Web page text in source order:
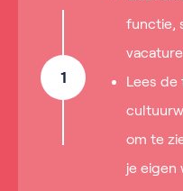
1
functie,
Lees de
om te
je eigen